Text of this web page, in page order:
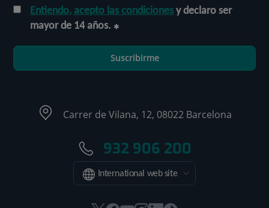
Entiendo, acepto las condicionesy declaro ser
mayor de 14 años.
Suscribirme
Carrer de Vilana, 12, 08022 Barcelona
932 906 200
International web site